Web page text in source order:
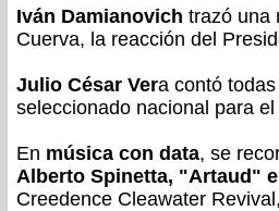
Iván Damianovich trazó una
Cuerva, la reacción del
Julio César Vera contó
seleccionado nacional para
En música con data, se
Alberto Spinetta, "Artaud"
Creedence Cleawater Revival,